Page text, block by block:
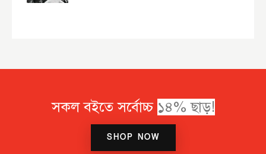
সকল বইতে সর্বোচ্চ
SHOP NOW